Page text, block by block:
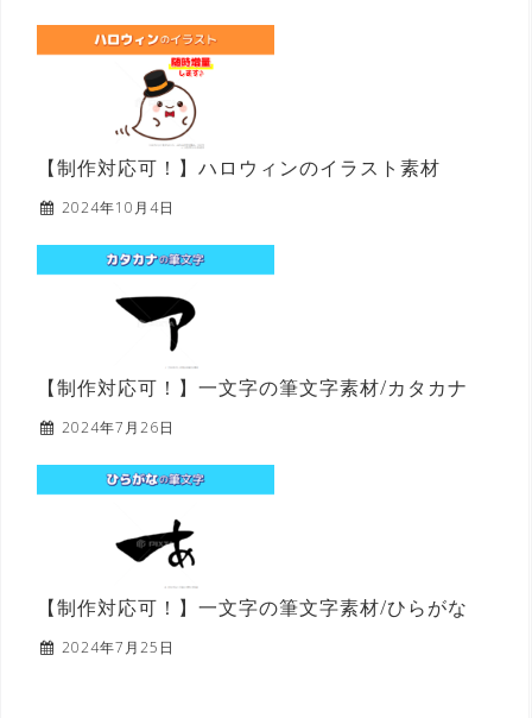
【制作対応可！】ハロウィンのイラスト素材
2024年10月4日
【制作対応可！】一文字の筆文字素材/カタカナ
2024年7月26日
【制作対応可！】一文字の筆文字素材/ひらがな
2024年7月25日